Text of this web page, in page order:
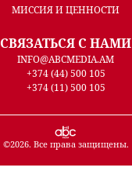
МИССИЯ И ЦЕННОСТИ
СВЯЗАТЬСЯ С НАМИ
INFO@ABCMEDIA.AM
+374 (44) 500 105
+374 (11) 500 105
©2026. Все права защищены.